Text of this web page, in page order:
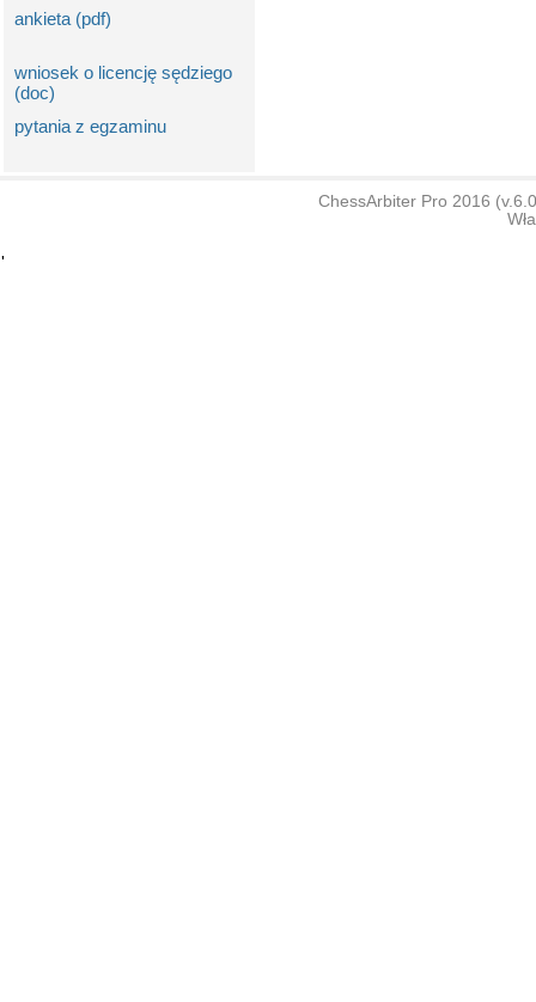
ankieta (pdf)
wniosek o licencję sędziego
(doc)
pytania z egzaminu
ChessArbiter Pro 2016
'